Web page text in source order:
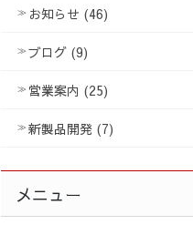
お知らせ (46)
ブログ (9)
営業案内 (25)
新製品開発 (7)
メニュー